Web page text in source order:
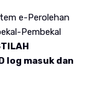
e-Perolehan
Pembekal
log masuk dan